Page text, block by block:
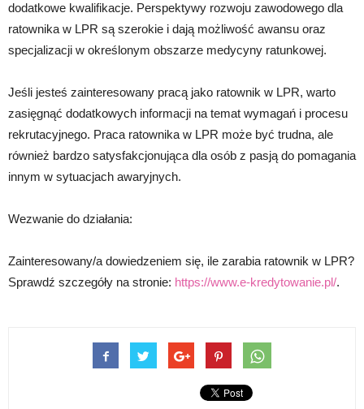
dodatkowe kwalifikacje. Perspektywy rozwoju zawodowego dla
ratownika w LPR są szerokie i dają możliwość awansu oraz
specjalizacji w określonym obszarze medycyny ratunkowej.
Jeśli jesteś zainteresowany pracą jako ratownik w LPR, warto
zasięgnąć dodatkowych informacji na temat wymagań i procesu
rekrutacyjnego. Praca ratownika w LPR może być trudna, ale
również bardzo satysfakcjonująca dla osób z pasją do pomagania
innym w sytuacjach awaryjnych.
Wezwanie do działania:
Zainteresowany/a dowiedzeniem się, ile zarabia ratownik w LPR?
Sprawdź szczegóły na stronie: https://www.e-kredytowanie.pl/.